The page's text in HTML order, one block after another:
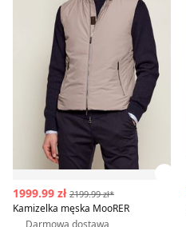
1999.99 zł 2199.99 zł*
Kamizelka męska MooRER
Darmowa dostawa